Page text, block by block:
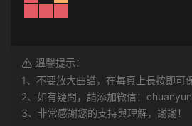
溫馨提示：
1、不要放大曲譜，在每頁上長按即可
2、如有疑問，請添加微信：
3、非常感謝您的支持與理解，謝謝！